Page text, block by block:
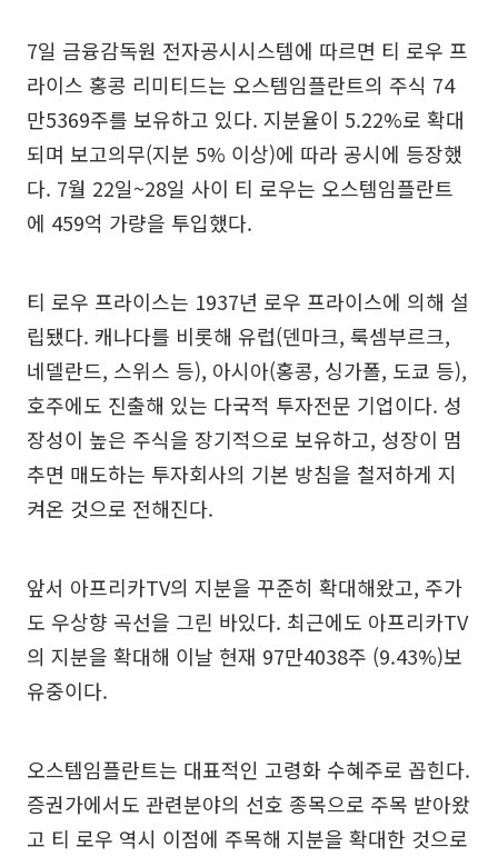
7일 금융감독원 전자공시시스템에 따르면 티 로우 프
라이스 홍콩 리미티드는 오스템임플란트의 주식 74
만5369주를 보유하고 있다. 지분율이 5.22%로 확대
되며 보고의무(지분 5% 이상)에 따라 공시에 등장했
다. 7월 22일~28일 사이 티 로우는 오스템임플란트
에 459억 가량을 투입했다.
티 로우 프라이스는 1937년 로우 프라이스에 의해 설
립됐다. 캐나다를 비롯해 유럽(덴마크, 룩셈부르크,
네델란드, 스위스 등), 아시아(홍콩, 싱가폴, 도쿄 등),
호주에도 진출해 있는 다국적 투자전문 기업이다. 성
장성이 높은 주식을 장기적으로 보유하고, 성장이 멈
추면 매도하는 투자회사의 기본 방침을 철저하게 지
켜온 것으로 전해진다.
앞서 아프리카TV의 지분을 꾸준히 확대해왔고, 주가
도 우상향 곡선을 그린 바있다. 최근에도 아프리카TV
의 지분을 확대해 이날 현재 97만4038주 (9.43%)보
유중이다.
오스템임플란트는 대표적인 고령화 수혜주로 꼽힌다.
증권가에서도 관련분야의 선호 종목으로 주목 받아왔
고 티 로우 역시 이점에 주목해 지분을 확대한 것으로